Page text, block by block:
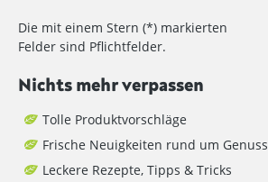
Die mit einem Stern (*) markierten
Felder sind Pflichtfelder.
Nichts mehr verpassen
Tolle Produktvorschläge
Frische Neuigkeiten rund um Genuss
Leckere Rezepte, Tipps & Tricks